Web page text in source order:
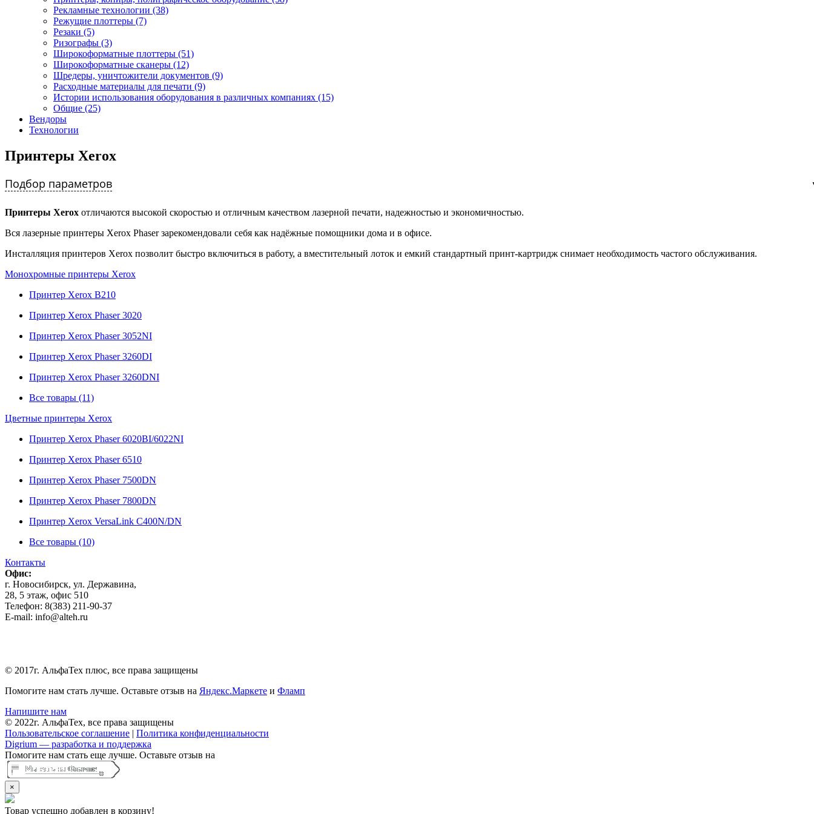
Рекламные технологии (38)
Режущие плоттеры (7)
Резаки (5)
Ризографы (3)
Широкоформатные плоттеры (51)
Широкоформатные сканеры (12)
Шредеры, уничтожители документов (9)
Расходные материалы для печати (9)
Истории использования оборудования в различных компаниях (15)
Общие (25)
Вендоры
Технологии
Принтеры Xerox
Подбор параметров
Принтеры Xerox отличаются высокой скоростью и отличным качеством лазерной печати, надежностью и экономичностью.
Вся лазерные принтеры Xerox Phaser зарекомендовали себя как надёжные помощники дома и в офисе.
Инсталляция принтеров Xerox позволит быстро включиться в работу, а вместительный лоток и емкий стандартный принт-картридж снимает необходимость частого обслуживания.
Монохромные принтеры Xerox
Принтер Xerox B210
Принтер Xerox Phaser 3020
Принтер Xerox Phaser 3052NI
Принтер Xerox Phaser 3260DI
Принтер Xerox Phaser 3260DNI
Все товары (11)
Цветные принтеры Xerox
Принтер Xerox Phaser 6020BI/6022NI
Принтер Xerox Phaser 6510
Принтер Xerox Phaser 7500DN
Принтер Xerox Phaser 7800DN
Принтер Xerox VersaLink C400N/DN
Все товары (10)
Контакты
Офис:
г. Новосибирск, ул. Державина,
28, 5 этаж, офис 510
Телефон: 8(383) 211-90-37
E-mail: info@alteh.ru
© 2017г. АльфаТех плюс, все права защищены
Помогите нам стать лучше. Оставьте отзыв на Яндекс.Маркете и Фламп
Напишите нам
© 2022г. АльфаТех, все права защищены
Пользовательское соглашение | Политика конфиденциальности
Digrium — разработка и поддержка
Помогите нам стать еще лучше. Оставьте отзыв на
×
Товар успешно добавлен в корзину!